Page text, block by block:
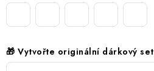
🎁 Vytvořte originální dárkový set